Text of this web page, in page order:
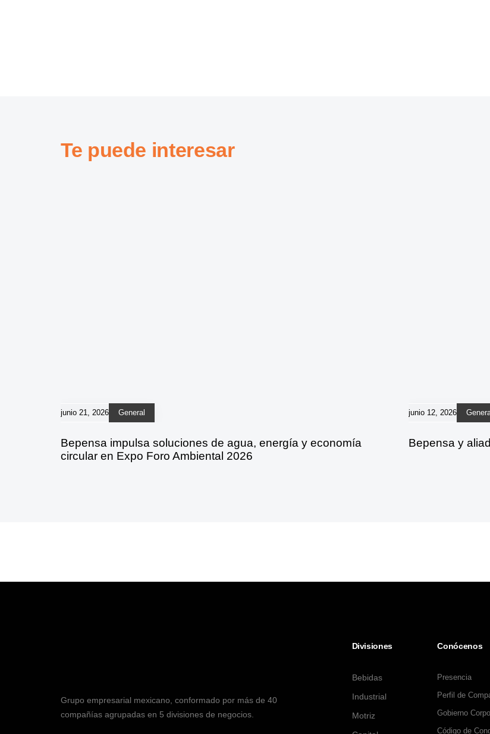
Te puede interesar
junio 21, 2026 General
Bepensa impulsa soluciones de agua, energía y economía
circular en Expo Foro Ambiental 2026
junio 12, 2026
Bepensa y
Grupo empresarial mexicano, conformado por más de 40
compañías agrupadas en 5 divisiones de negocios.
Divisiones
Bebidas
Industrial
Motriz
Conócenos
Presencia
Perfil de
Gobierno
Código de